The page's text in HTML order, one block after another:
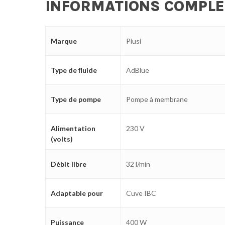
INFORMATIONS
Marque Piusi
Type de fluide AdBlue
Type de pompe Pompe à membrane
Alimentation
(volts)
230 V
Débit libre 32 l/min
Adaptable pour Cuve IBC
Puissance 400 W